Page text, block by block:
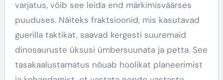
varjatus, võib see leida end märkimisväärses
puuduses. Näiteks fraktsioonid, mis kasutavad
guerilla taktikat, saavad kergesti suuremaid
dinosauruste üksusi ümbersuunata ja petta. See
tasakaalustamatus nõuab hoolikat planeerimist